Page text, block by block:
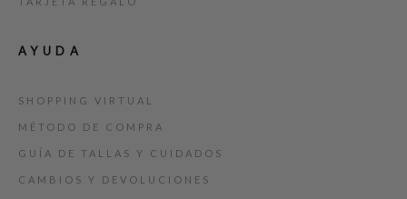
AYUDA
SHOPPING VIRTUAL
MÉTODO DE COMPRA
GUÍA DE TALLAS Y CUIDADOS
CAMBIOS Y DEVOLUCIONES